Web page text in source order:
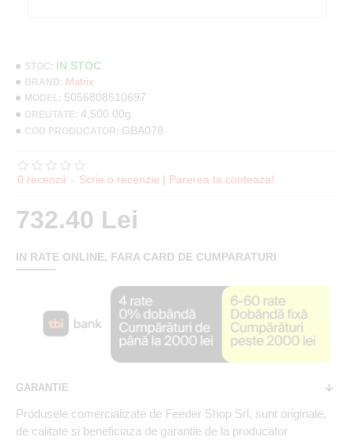
STOC: IN STOC
BRAND: Matrix
MODEL: 5056808510697
GREUTATE: 4,500.00g
COD PRODUCATOR: GBA078
0 recenzii - Scrie o recenzie | Parerea ta conteaza!
732.40 Lei
IN RATE ONLINE, FARA CARD DE CUMPARATURI
GARANTIE
Produsele comercializate de Feeder Shop Srl, sunt originale,
de calitate si beneficiaza de garantie de la producator